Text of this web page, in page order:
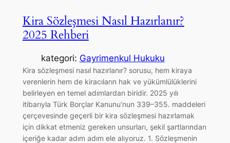
Kira Sözleşmesi Nasıl Hazırlanır?
2025 Rehberi
kategori: Gayrimenkul Hukuku
Kira sözleşmesi nasıl hazırlanır? sorusu, hem kiraya
verenlerin hem de kiracıların hak ve yükümlülüklerini
belirleyen en temel adımlardan biridir. 2025 yılı
itibarıyla Türk Borçlar Kanunu’nun 339–355. maddeleri
çerçevesinde geçerli bir kira sözleşmesi hazırlamak
için dikkat etmeniz gereken unsurları, şekil şartlarından
içeriğe kadar adım adım ele alıyoruz. 1. Sözleşmenin